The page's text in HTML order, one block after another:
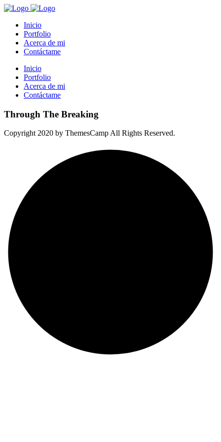
Inicio
Portfolio
Acerca de mi
Contáctame
Inicio
Portfolio
Acerca de mi
Contáctame
Through The Breaking
Copyright 2020 by ThemesCamp All Rights Reserved.